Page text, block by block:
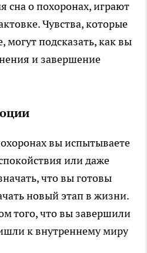
сна о похоронах, играют
Чувства, которые
могут подсказать, как вы
и завершение
вы испытываете
или даже
что вы готовы
новый этап в жизни.
того, что вы завершили
к внутреннему миру